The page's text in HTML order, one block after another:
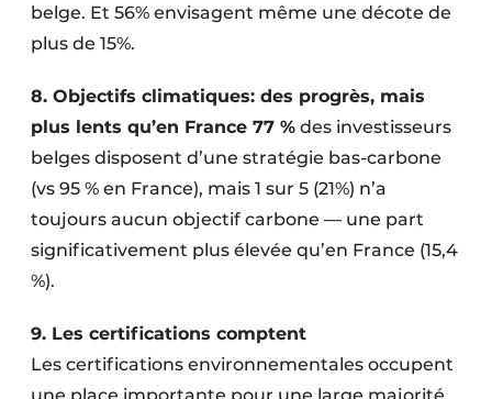
belge. Et 56% envisagent même une décote de
plus de 15%.
8. Objectifs climatiques: des progrès, mais
plus lents qu’en France 77 % des investisseurs
belges disposent d’une stratégie bas-carbone
(vs 95 % en France), mais 1 sur 5 (21%) n’a
toujours aucun objectif carbone — une part
significativement plus élevée qu’en France (15,4
%).
9. Les certifications comptent
Les certifications environnementales occupent